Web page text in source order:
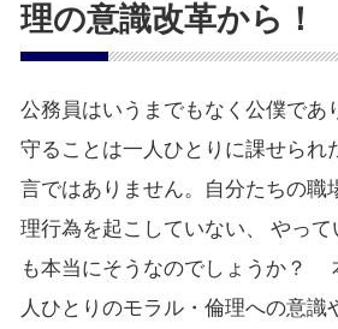
理の意識改革から！
公務員はいうまでもなく公僕であ
守ることは一人ひとりに課せられ
言ではありません。自分たちの職
理行為を起こしていない、 やっ
も本当にそうなのでしょうか？
人ひとりのモラル・倫理への意識